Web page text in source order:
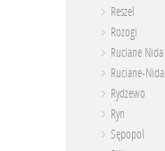
Reszel
Rozogi
Ruciane Nida
Ruciane-Nida
Rydzewo
Ryn
Sępopol